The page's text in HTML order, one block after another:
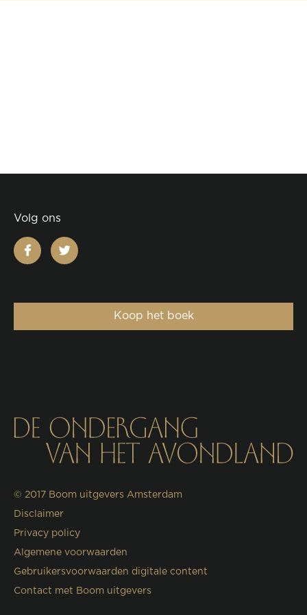
Volg ons
facebooktwitter
Koop het boek
© 2017 Boom uitgevers Amsterdam
Disclaimer
Privacy policy
Algemene voorwaarden
Gebruikersvoorwaarden digitale content
Contact met Boom uitgevers